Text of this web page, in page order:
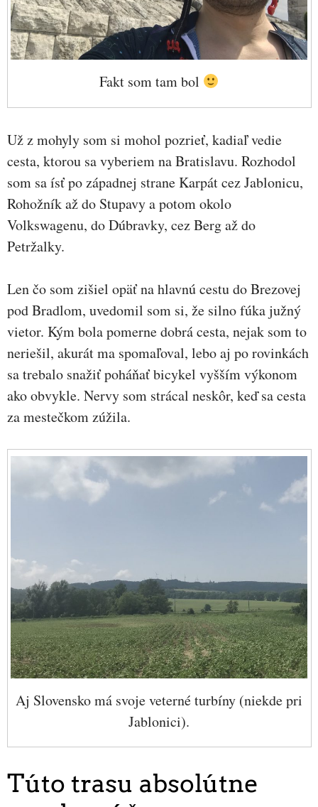
Fakt som tam bol
Už z mohyly som si mohol pozrieť, kadiaľ vedie
cesta, ktorou sa vyberiem na Bratislavu. Rozhodol
som sa ísť po západnej strane Karpát cez Jablonicu,
Rohožník až do Stupavy a potom okolo
Volkswagenu, do Dúbravky, cez Berg až do
Petržalky.
Len čo som zišiel opäť na hlavnú cestu do Brezovej
pod Bradlom, uvedomil som si, že silno fúka južný
vietor. Kým bola pomerne dobrá cesta, nejak som to
neriešil, akurát ma spomaľoval, lebo aj po rovinkách
sa trebalo snažiť poháňať bicykel vyšším výkonom
ako obvykle. Nervy som strácal neskôr, keď sa cesta
za mestečkom zúžila.
Aj Slovensko má svoje veterné turbíny (niekde pri
Jablonici).
Túto trasu absolútne